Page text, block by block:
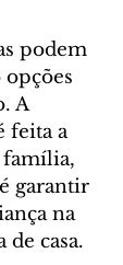
podem
A
feita a
família,
garantir
na
casa.